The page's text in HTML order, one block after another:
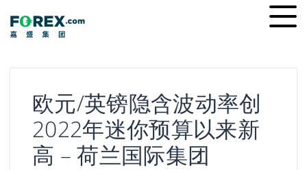
content
欧元/英镑隐含波动率创
2022年迷你预算以来新
高 – 荷兰国际集团